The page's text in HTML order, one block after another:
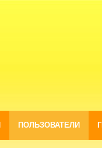
ПОЛЬЗОВАТЕЛИ